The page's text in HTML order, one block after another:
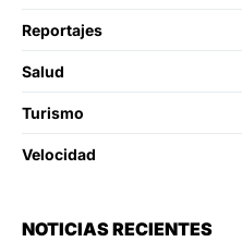
Reportajes
Salud
Turismo
Velocidad
NOTICIAS RECIENTES